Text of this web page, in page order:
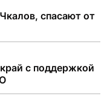
спасают от
с поддержкой